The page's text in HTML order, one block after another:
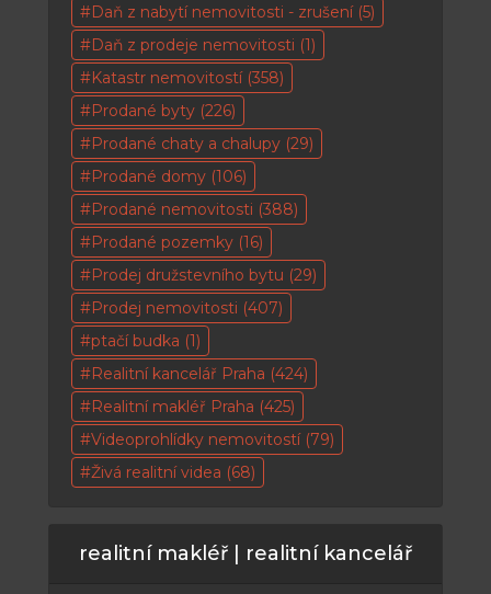
Daň z nabytí nemovitosti - zrušení(5)
Daň z prodeje nemovitosti (1)
Katastr nemovitostí(358)
Prodané byty (226)
Prodané chaty a chalupy (29)
Prodané domy (106)
Prodané nemovitosti (388)
Prodané pozemky (16)
Prodej družstevního bytu (29)
Prodej nemovitosti (407)
ptačí budka (1)
Realitní kancelář Praha (424)
Realitní makléř Praha (425)
Videoprohlídky nemovitostí(79)
Živá realitní videa (68)
realitní makléř | realitní kancelář